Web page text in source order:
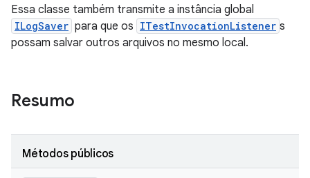
Essa classe também transmite a instância global
ILogSaver para que os ITestInvocationListener s
possam salvar outros arquivos no mesmo local.
Resumo
Métodos públicos